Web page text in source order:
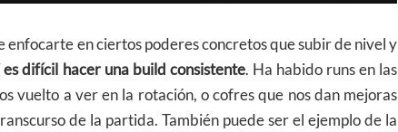
enfocarte en ciertos poderes concretos que subir de nivel y
es difícil hacer una build consistente. Ha habido runs en las
vuelto a ver en la rotación, o cofres que nos dan mejoras
de la partida. También puede ser el ejemplo de la